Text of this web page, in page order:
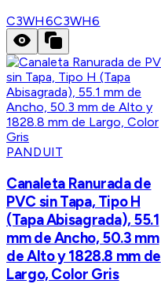
C3WH6C3WH6
PANDUIT
Canaleta Ranurada de
PVC sin Tapa, Tipo H
(Tapa Abisagrada), 55.1
mm de Ancho, 50.3 mm
de Alto y 1828.8 mm de
Largo, Color Gris